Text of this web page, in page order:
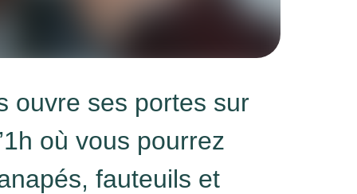
ouvre ses portes sur
où vous pourrez
fauteuils et